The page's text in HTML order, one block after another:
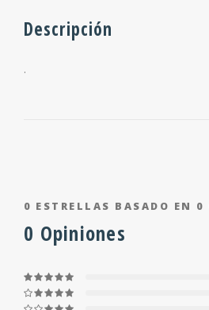
Descripción
.
0 ESTRELLAS BASADO EN 0
0 Opiniones